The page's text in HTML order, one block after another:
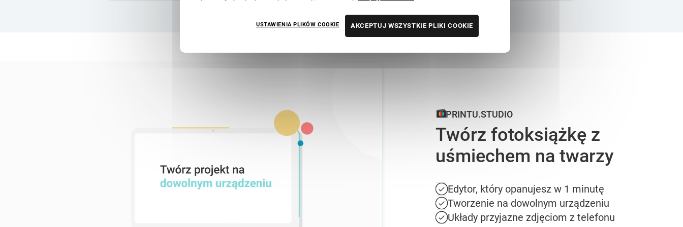
PRINTU.STUDIO
Twórz fotoksiążkę z
uśmiechem na twarzy
Edytor, który opanujesz w 1 minutę
Tworzenie na dowolnym urządzeniu
Układy przyjazne zdjęciom z telefonu
USTAWIENIA PLIKÓW COOKIE AKCEPTUJ WSZYSTKIE PLIKI COOKIE